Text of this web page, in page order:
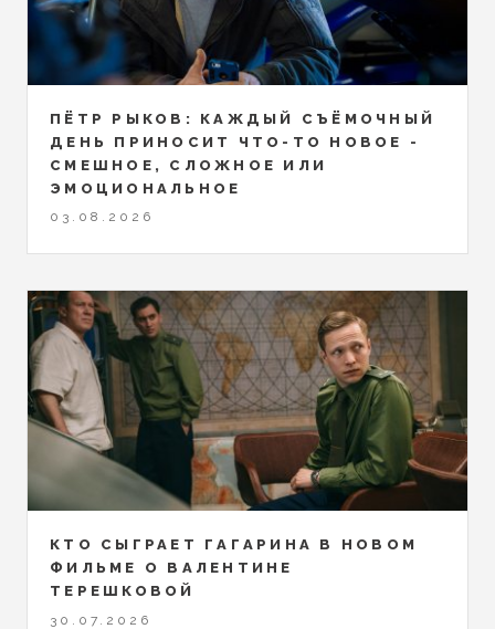
ПЁТР РЫКОВ: КАЖДЫЙ СЪЁМОЧНЫЙ
ДЕНЬ ПРИНОСИТ ЧТО-ТО НОВОЕ -
СМЕШНОЕ, СЛОЖНОЕ ИЛИ
ЭМОЦИОНАЛЬНОЕ
03.08.2026
КТО СЫГРАЕТ ГАГАРИНА В НОВОМ
ФИЛЬМЕ О ВАЛЕНТИНЕ
ТЕРЕШКОВОЙ
30.07.2026